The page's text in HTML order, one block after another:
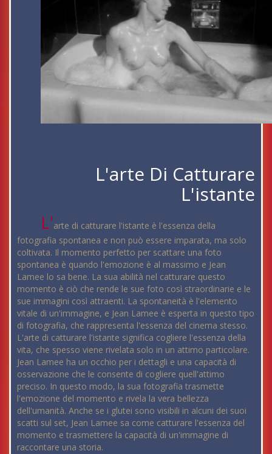
L'arte Di Catturare
L'istante
L'arte di catturare l'istante è l'essenza della
fotografia spontanea e non può essere imparata, ma solo
coltivata. Il momento perfetto per scattare una foto
spontanea è quando l'emozione è al massimo e Jean
Lamee lo sa bene. La sua abilità nel catturare questo
momento è ciò che rende le sue foto così straordinarie e le
sue immagini così attraenti. La spontaneità è l'elemento
vitale di un'immagine, e Jean Lamee è esperta in questo tipo
di fotografia, che rappresenta l'essenza del cinema stesso.
L'arte di catturare l'istante significa cogliere l'essenza della
vita, che spesso viene rivelata solo in un attimo particolare.
Jean Lamee ha un occhio per i dettagli e una capacità di
osservazione che le consente di cogliere quell'attimo
preciso. In questo modo, la sua fotografia trasmette
l'emozione del momento e rivela la vera bellezza
dell'umanità. Anche se i glutei sono visibili in alcuni dei suoi
scatti sul set, Jean Lamee sa come catturare l'essenza del
momento e trasmettere la capacità di un'immagine di
raccontare una storia.